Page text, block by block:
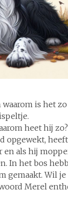
waarom is het
heet hij zo?
opgewekt,
en als hij
In het bos
gemaakt. Wil
Merel